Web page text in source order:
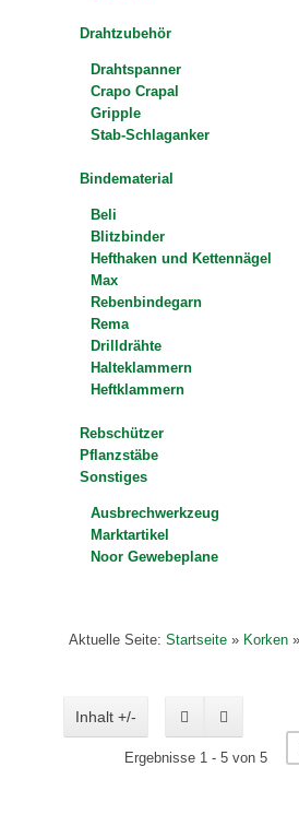
Drahtzubehör
Drahtspanner
Crapo Crapal
Gripple
Stab-Schlaganker
Bindematerial
Beli
Blitzbinder
Hefthaken und Kettennägel
Max
Rebenbindegarn
Rema
Drilldrähte
Halteklammern
Heftklammern
Rebschützer
Pflanzstäbe
Sonstiges
Ausbrechwerkzeug
Marktartikel
Noor Gewebeplane
Aktuelle Seite:Startseite » Korken
Inhalt +/-
Ergebnisse 1 - 5 von 5